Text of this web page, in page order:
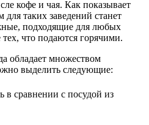
кофе и чая. Как показывает
таких заведений станет
подходящие для любых
что подаются горячими.
обладает множеством
выделить следующие:
в сравнении с посудой из